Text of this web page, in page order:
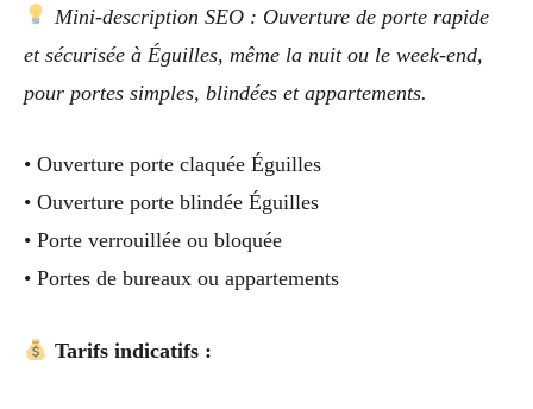
Mini-description SEO : Ouverture de porte rapide
et sécurisée à Éguilles, même la nuit ou le week-end,
pour portes simples, blindées et appartements.
• Ouverture porte claquée Éguilles
• Ouverture porte blindée Éguilles
• Porte verrouillée ou bloquée
• Portes de bureaux ou appartements
Tarifs indicatifs :